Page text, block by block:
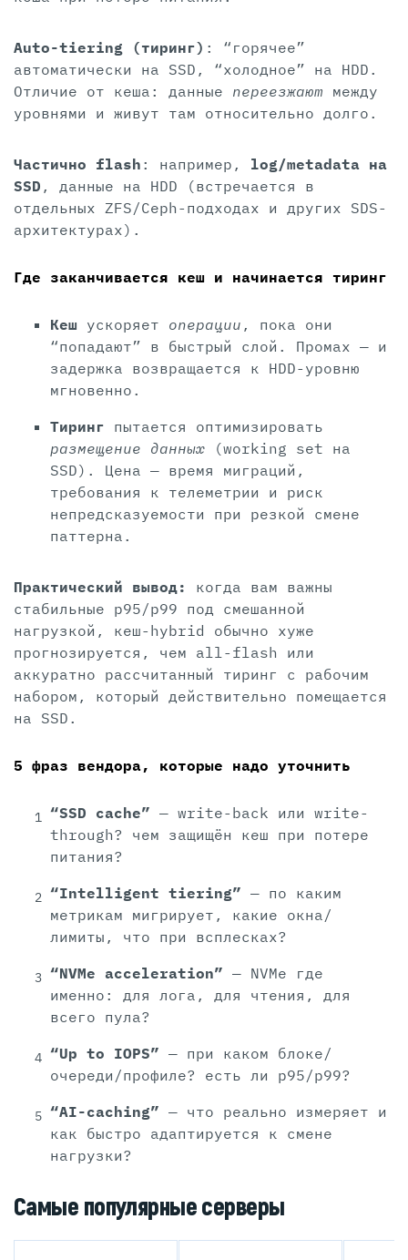
Auto-tiering (тиринг) : “горячее”
автоматически на SSD, “холодное” на HDD.
Отличие от кеша: данные переезжают между
уровнями и живут там относительно долго.
Частично flash : например, log/metadata на
SSD , данные на HDD (встречается в
отдельных ZFS/Ceph-подходах и других SDS-
архитектурах).
Где заканчивается кеш и начинается тиринг
Кеш ускоряет операции , пока они
“попадают” в быстрый слой. Промах — и
задержка возвращается к HDD-уровню
мгновенно.
Тиринг пытается оптимизировать
размещение данных (working set на
SSD). Цена — время миграций,
требования к телеметрии и риск
непредсказуемости при резкой смене
паттерна.
Практический вывод:
когда вам важны
стабильные p95/p99 под смешанной
нагрузкой, кеш-hybrid обычно хуже
прогнозируется, чем all-flash или
аккуратно рассчитанный тиринг с рабочим
набором, который действительно помещается
на SSD.
5 фраз вендора, которые надо уточнить
“SSD cache” — write-back или write-
through? чем защищён кеш при потере
питания?
“Intelligent tiering” — по каким
метрикам мигрирует, какие окна/
лимиты, что при всплесках?
“NVMe acceleration” — NVMe где
именно: для лога, для чтения, для
всего пула?
“Up to IOPS” — при каком блоке/
очереди/профиле? есть ли p95/p99?
“AI-caching” — что реально измеряет и
как быстро адаптируется к смене
нагрузки?
Самые популярные серверы